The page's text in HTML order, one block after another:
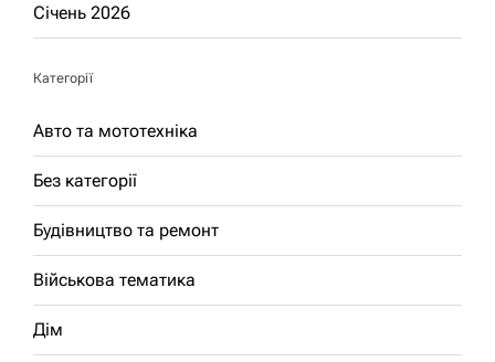
Січень 2026
Категорії
Авто та мототехніка
Без категорії
Будівництво та ремонт
Військова тематика
Дім